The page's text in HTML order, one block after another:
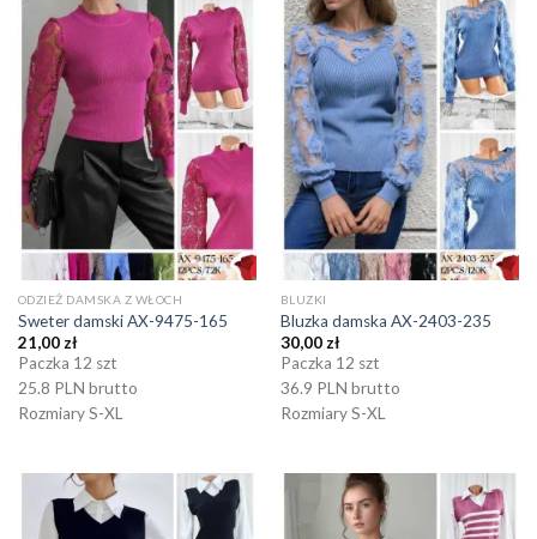
ODZIEŻ DAMSKA Z WŁOCH
Sweter damski AX-9475-165
21,00 zł
Paczka 12 szt
25.8 PLN brutto
Rozmiary S-XL
BLUZKI
Bluzka damska AX-2403-235
30,00 zł
Paczka 12 szt
36.9 PLN brutto
Rozmiary S-XL